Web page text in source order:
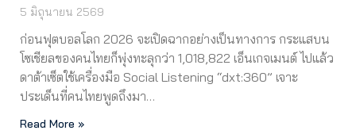
5 มิถุนายน 2569
ก่อนฟุตบอลโลก 2026 จะเปิดฉากอย่างเป็นทางการ กระแสบน
โซเชียลของคนไทยก็พุ่งทะลุกว่า 1,018,822 เอ็นเกจเมนต์ ไปแล้ว
ดาต้าเซ็ตใช้เครื่องมือ Social Listening “dxt:360” เจาะ
ประเด็นที่คนไทยพูดถึงมา…
Read More »